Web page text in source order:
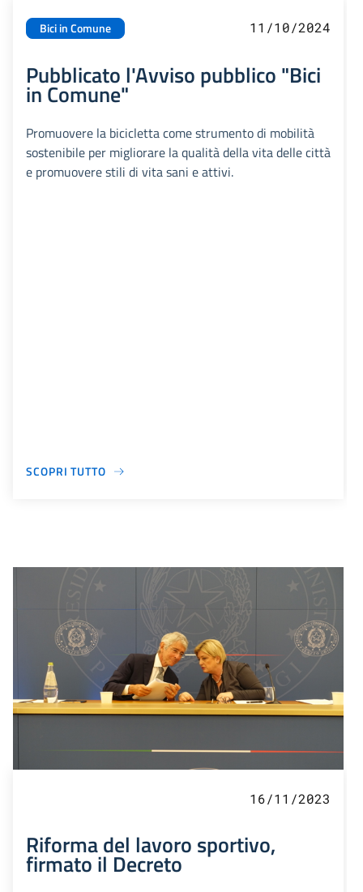
Bici in Comune 11/10/2024
Pubblicato l'Avviso pubblico "Bici
in Comune"
Promuovere la bicicletta come strumento di mobilità
sostenibile per migliorare la qualità della vita delle città
e promuovere stili di vita sani e attivi.
SCOPRI TUTTO
16/11/2023
Riforma del lavoro sportivo,
firmato il Decreto